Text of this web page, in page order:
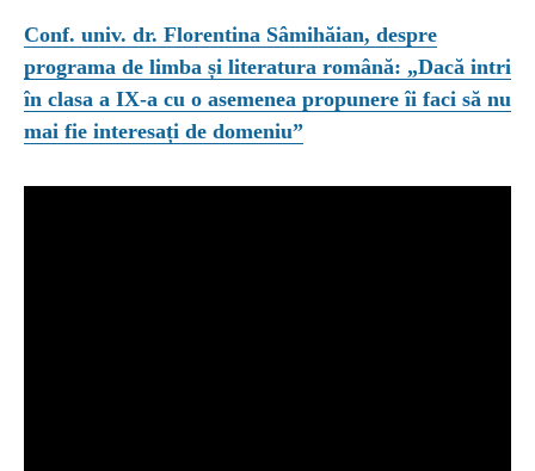
Conf. univ. dr. Florentina Sâmihăian, despre
programa de limba și literatura română: „Dacă intri
în clasa a IX-a cu o asemenea propunere îi faci să nu
mai fie interesați de domeniu”